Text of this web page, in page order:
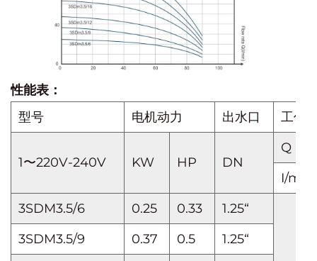
性能表：
型号
电机动力 出水口 工作
1〜220V-240V KW HP DN
Q
I/min
3SDM3.5/6
0.25 0.33 1.25“
3SDM3.5/9 0.37 0.5
1.25“